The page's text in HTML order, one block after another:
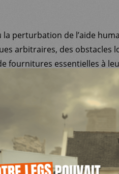
la perturbation de l’aide
arbitraires, des obstacles
fournitures essentielles à
de 400 travailleurs
des attaques répétées
identifiés et signalés.
législation visant à réduire
services essentiels pour les